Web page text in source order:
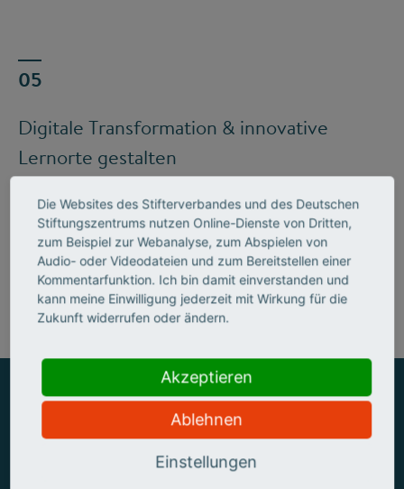
Digitale Transformation & innovative
Lernorte gestalten
Mehr zum Handlungsfeld "Bildung &
Kompetenzen"
ZUSAMMEN MEHR ERREICHEN
Die Websites des Stifterverbandes und des Deutschen
Stiftungszentrums nutzen Online-Dienste von Dritten,
zum Beispiel zur Webanalyse, zum Abspielen von
Audio- oder Videodateien und zum Bereitstellen einer
Kommentarfunktion. Ich bin damit einverstanden und
kann meine Einwilligung jederzeit mit Wirkung für die
Zukunft widerrufen oder ändern.
Akzeptieren
Ablehnen
Einstellungen